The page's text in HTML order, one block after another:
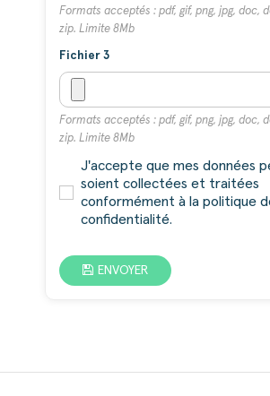
Formats acceptés : pdf, gif, png, jpg, doc,
zip. Limite 8Mb
Fichier 3
Formats acceptés : pdf, gif, png, jpg, doc,
zip. Limite 8Mb
J'accepte que mes données
soient collectées et traitées
conformément à la politique
confidentialité.
ENVOYER